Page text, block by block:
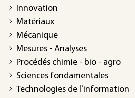
Innovation
Matériaux
Mécanique
Mesures - Analyses
Procédés chimie - bio - agro
Sciences fondamentales
Technologies de l'information